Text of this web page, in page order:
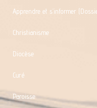
Apprendre et s’informer
Christianisme
Diocèse
Curé
Paroisse